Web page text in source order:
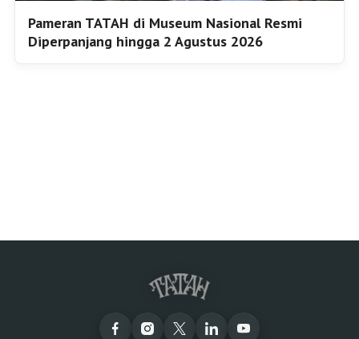
Pameran TATAH di Museum Nasional Resmi
Diperpanjang hingga 2 Agustus 2026